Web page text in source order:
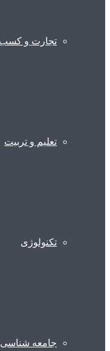
تجارت و کسب
تعلیم و تربیت
تکنولوژی
جامعه شناسی